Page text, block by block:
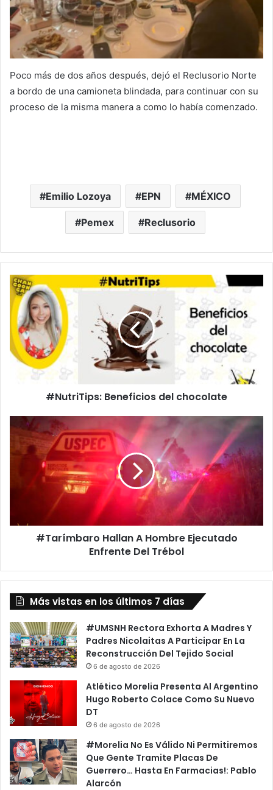
Poco más de dos años después, dejó el Reclusorio Norte
a bordo de una camioneta blindada, para continuar con su
proceso de la misma manera a como lo había comenzado.
Emilio Lozoya EPN MÉXICO
Pemex Reclusorio
#NutriTips:
Beneficios
del
chocolate
#NutriTips: Beneficios del chocolate
#Tarímbaro
Hallan
A
Hombre
Ejecutado
Enfrente
#Tarímbaro Hallan A Hombre Ejecutado
Enfrente Del Trébol
Más vistas en los últimos 7 días
#UMSNH Rectora Exhorta A Madres Y
Padres Nicolaitas A Participar En La
Reconstrucción Del Tejido Social
6 de agosto de 2026
Atlético Morelia Presenta Al Argentino
Hugo Roberto Colace Como Su Nuevo
DT
6 de agosto de 2026
#Morelia No Es Válido Ni Permitiremos
Que Gente Tramite Placas De
Guerrero… Hasta En Farmacias!: Pablo
Alarcón